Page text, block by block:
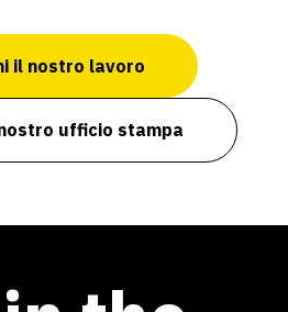
il nostro lavoro
ufficio stampa